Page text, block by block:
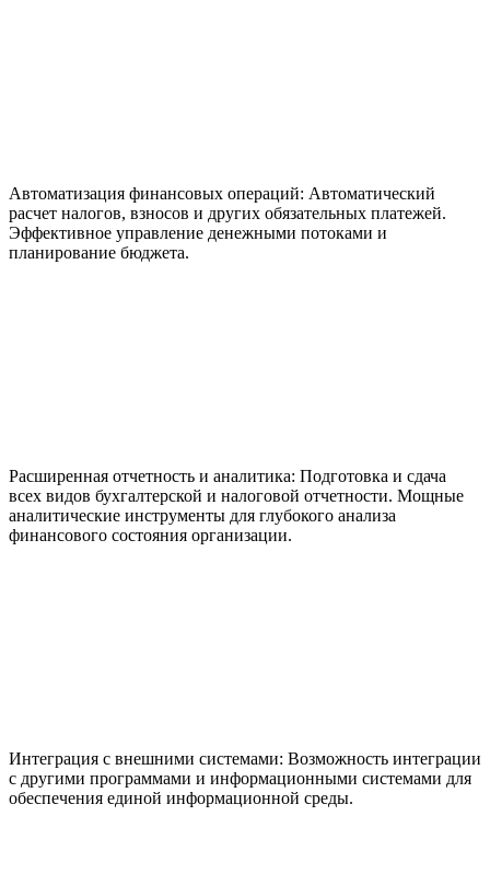
Автоматизация финансовых операций: Автоматический
расчет налогов, взносов и других обязательных платежей.
Эффективное управление денежными потоками и
планирование бюджета.
Расширенная отчетность и аналитика: Подготовка и сдача
всех видов бухгалтерской и налоговой отчетности. Мощные
аналитические инструменты для глубокого анализа
финансового состояния организации.
Интеграция с внешними системами: Возможность интеграции
с другими программами и информационными системами для
обеспечения единой информационной среды.